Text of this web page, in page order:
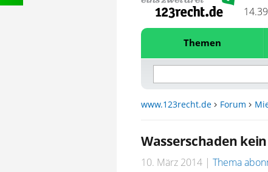
Themen
www.123recht.de Forum
Wasserschaden
10. März 2014 Thema